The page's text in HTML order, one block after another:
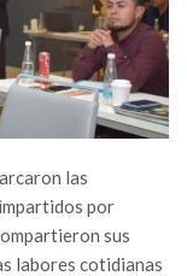
las
por
sus
labores cotidianas